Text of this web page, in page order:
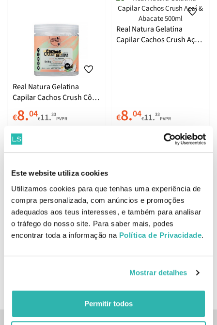
Este website utiliza cookies
Utilizamos cookies para que tenhas uma experiência de
compra personalizada, com anúncios e promoções
adequados aos teus interesses, e também para analisar
o tráfego do nosso site. Para saber mais, podes
encontrar toda a informação na Política de Privacidade.
Mostrar detalhes
Permitir todos
Real Natura Gelatina
Capilar Cachos Crush Côco
& Jasmin 500ml
€8.04€11.33
PVPR
Real Natura Gelatina
Capilar Cachos Crush Açaí
€8.04€11.33
PVPR
ADICIONAR
Últimas Unidades
Real Natura Gelatina
Capilar Cachos Crush
Bambú & Gengibre 500ml